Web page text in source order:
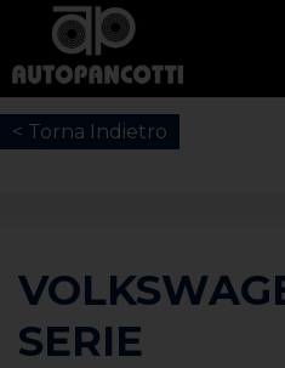
< Torna Indietro
SERIE